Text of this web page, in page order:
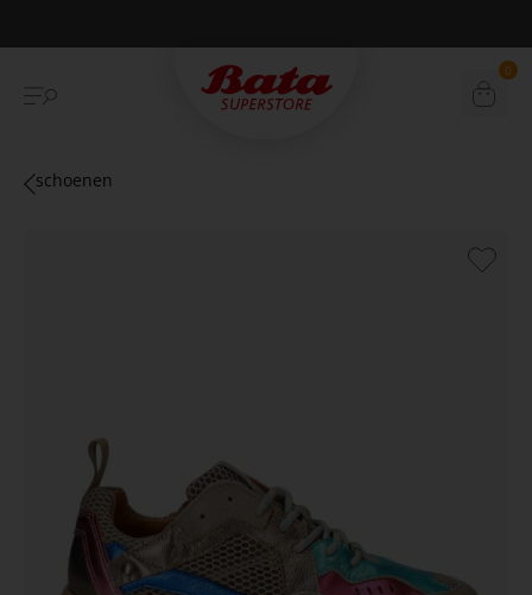
Betaal achteraf met Klarna 0
schoenen